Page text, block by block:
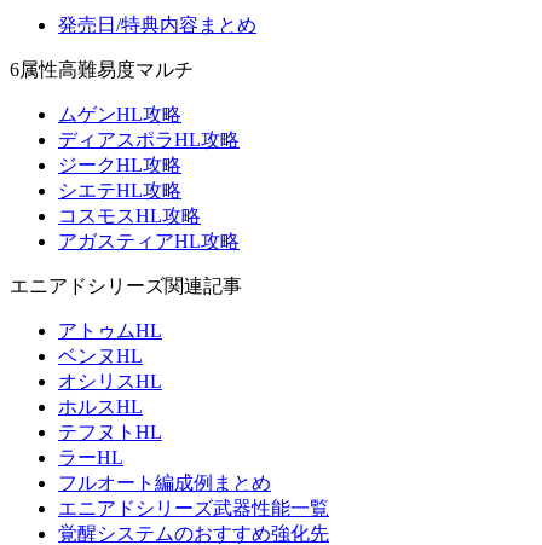
発売日/特典内容まとめ
6属性高難易度マルチ
ムゲンHL攻略
ディアスポラHL攻略
ジークHL攻略
シエテHL攻略
コスモスHL攻略
アガスティアHL攻略
エニアドシリーズ関連記事
アトゥムHL
ベンヌHL
オシリスHL
ホルスHL
テフヌトHL
ラーHL
フルオート編成例まとめ
エニアドシリーズ武器性能一覧
覚醒システムのおすすめ強化先